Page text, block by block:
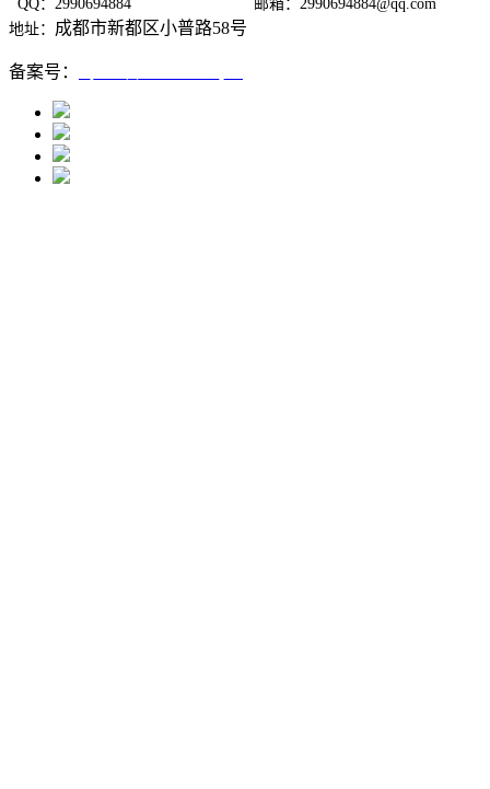
QQ：2990694884
邮箱：2990694884@qq.com
地址： 成都市新都区小普路58号
备案号：